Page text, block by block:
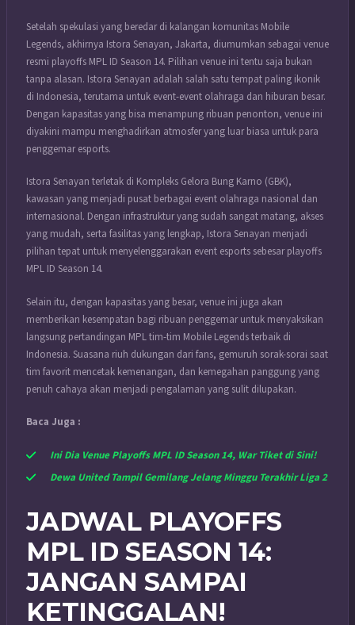
Setelah spekulasi yang beredar di kalangan komunitas Mobile
Legends, akhirnya Istora Senayan, Jakarta, diumumkan sebagai venue
resmi playoffs MPL ID Season 14. Pilihan venue ini tentu saja bukan
tanpa alasan. Istora Senayan adalah salah satu tempat paling ikonik
di Indonesia, terutama untuk event-event olahraga dan hiburan besar.
Dengan kapasitas yang bisa menampung ribuan penonton, venue ini
diyakini mampu menghadirkan atmosfer yang luar biasa untuk para
penggemar esports.
Istora Senayan terletak di Kompleks Gelora Bung Karno (GBK),
kawasan yang menjadi pusat berbagai event olahraga nasional dan
internasional. Dengan infrastruktur yang sudah sangat matang, akses
yang mudah, serta fasilitas yang lengkap, Istora Senayan menjadi
pilihan tepat untuk menyelenggarakan event esports sebesar playoffs
MPL ID Season 14.
Selain itu, dengan kapasitas yang besar, venue ini juga akan
memberikan kesempatan bagi ribuan penggemar untuk menyaksikan
langsung pertandingan MPL tim-tim Mobile Legends terbaik di
Indonesia. Suasana riuh dukungan dari fans, gemuruh sorak-sorai saat
tim favorit mencetak kemenangan, dan kemegahan panggung yang
penuh cahaya akan menjadi pengalaman yang sulit dilupakan.
Baca Juga :
Ini Dia Venue Playoffs MPL ID Season 14, War Tiket di Sini!
Dewa United Tampil Gemilang Jelang Minggu Terakhir Liga 2
JADWAL PLAYOFFS
MPL ID SEASON 14:
JANGAN SAMPAI
KETINGGALAN!